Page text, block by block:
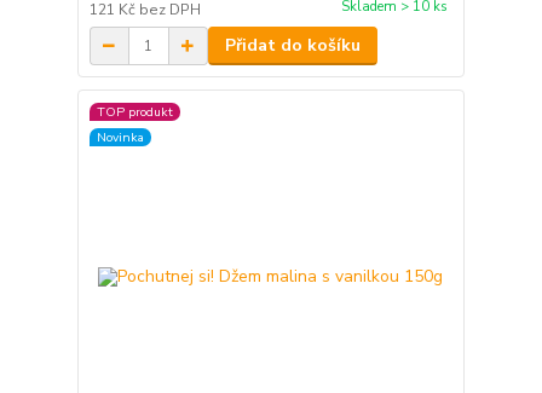
121 Kč bez DPH Skladem > 10 ks
Přidat do košíku
TOP produkt
Novinka